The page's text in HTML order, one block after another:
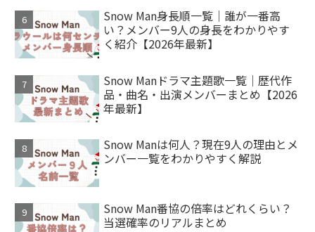
Snow Man身長順一覧｜誰が一番高
い？メンバー9人の身長をわかりやす
く紹介【2026年最新】
Snow Manドラマ主題歌一覧｜歴代作
品・曲名・出演メンバーまとめ【2026
年最新】
Snow Manは何人？現在9人の理由とメ
ンバー一覧をわかりやすく解説
Snow Man番協の倍率はどれくらい？
当選確率のリアルまとめ